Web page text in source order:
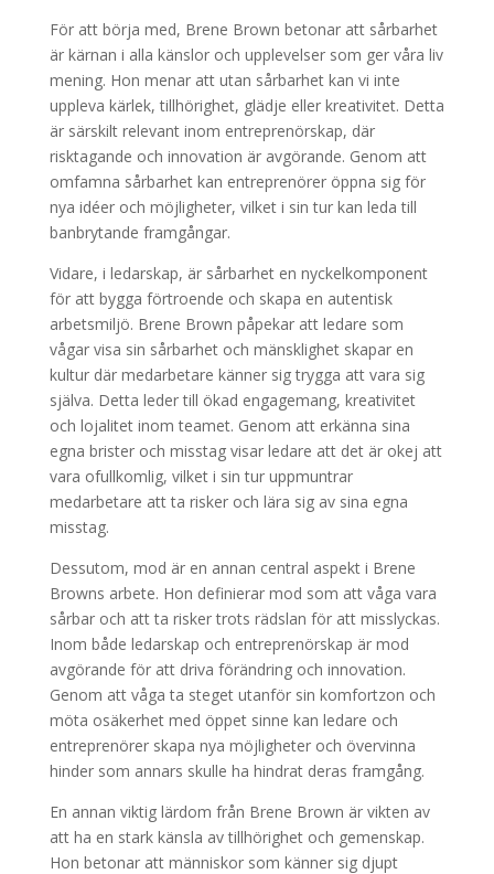
För att börja med, Brene Brown betonar att sårbarhet
är kärnan i alla känslor och upplevelser som ger våra liv
mening. Hon menar att utan sårbarhet kan vi inte
uppleva kärlek, tillhörighet, glädje eller kreativitet. Detta
är särskilt relevant inom entreprenörskap, där
risktagande och innovation är avgörande. Genom att
omfamna sårbarhet kan entreprenörer öppna sig för
nya idéer och möjligheter, vilket i sin tur kan leda till
banbrytande framgångar.
Vidare, i ledarskap, är sårbarhet en nyckelkomponent
för att bygga förtroende och skapa en autentisk
arbetsmiljö. Brene Brown påpekar att ledare som
vågar visa sin sårbarhet och mänsklighet skapar en
kultur där medarbetare känner sig trygga att vara sig
själva. Detta leder till ökad engagemang, kreativitet
och lojalitet inom teamet. Genom att erkänna sina
egna brister och misstag visar ledare att det är okej att
vara ofullkomlig, vilket i sin tur uppmuntrar
medarbetare att ta risker och lära sig av sina egna
misstag.
Dessutom, mod är en annan central aspekt i Brene
Browns arbete. Hon definierar mod som att våga vara
sårbar och att ta risker trots rädslan för att misslyckas.
Inom både ledarskap och entreprenörskap är mod
avgörande för att driva förändring och innovation.
Genom att våga ta steget utanför sin komfortzon och
möta osäkerhet med öppet sinne kan ledare och
entreprenörer skapa nya möjligheter och övervinna
hinder som annars skulle ha hindrat deras framgång.
En annan viktig lärdom från Brene Brown är vikten av
att ha en stark känsla av tillhörighet och gemenskap.
Hon betonar att människor som känner sig djupt